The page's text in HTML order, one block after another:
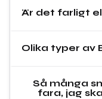
Är det farligt
Olika typer av
Så många
fara, jag